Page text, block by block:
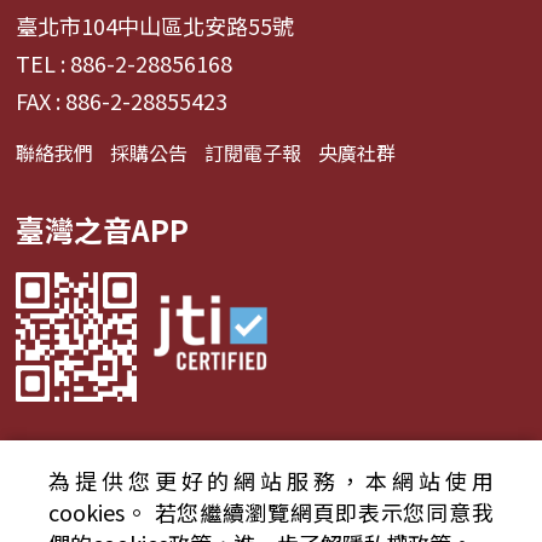
臺北市104中山區北安路55號
TEL : 886-2-28856168
FAX : 886-2-28855423
聯絡我們 採購公告 訂閱電子報 央廣社群
臺灣之音APP
© 2024財團法人中央廣播電臺 版權所有
為提供您更好的網站服務，本網站使用
cookies。 若您繼續瀏覽網頁即表示您同意我